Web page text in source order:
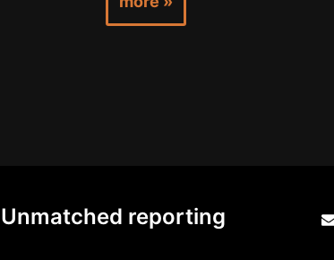
Unmatched reporting